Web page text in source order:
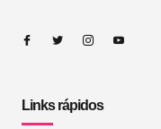
Links rápidos